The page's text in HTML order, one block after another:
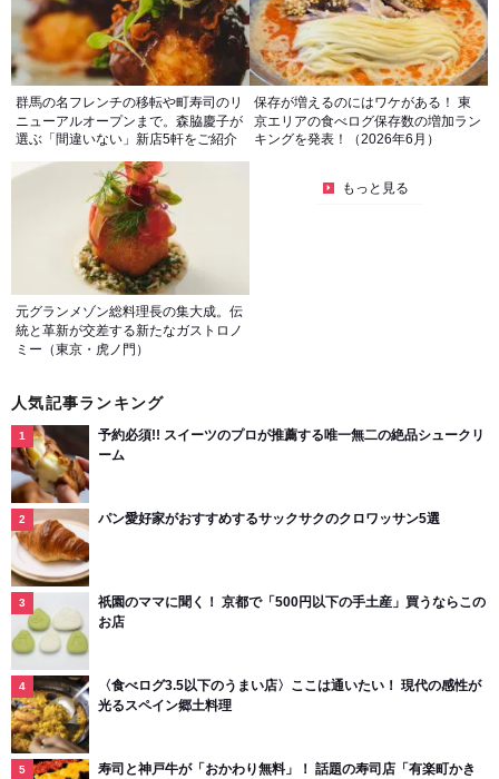
群馬の名フレンチの移転や町寿司のリ
ニューアルオープンまで。森脇慶子が
選ぶ「間違いない」新店5軒をご紹介
保存が増えるのにはワケがある！ 東
京エリアの食べログ保存数の増加ラン
キングを発表！（2026年6月）
元グランメゾン総料理長の集大成。伝
統と革新が交差する新たなガストロノ
ミー（東京・虎ノ門）
もっと見る
人気記事ランキング
予約必須!! スイーツのプロが推薦する唯一無二の絶品シュークリ
ーム
パン愛好家がおすすめするサックサクのクロワッサン5選
祇園のママに聞く！ 京都で「500円以下の手土産」買うならこの
お店
〈食べログ3.5以下のうまい店〉ここは通いたい！ 現代の感性が
光るスペイン郷土料理
寿司と神戸牛が「おかわり無料」！ 話題の寿司店「有楽町かき